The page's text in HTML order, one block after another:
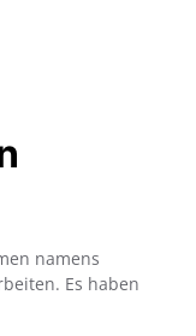
namens
Es haben